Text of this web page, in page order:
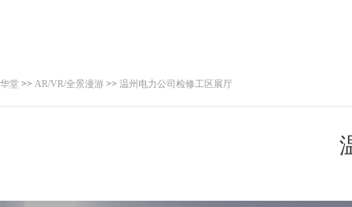
华堂 >> AR/VR/全景漫游 >> 温州电力公司检修工区展厅